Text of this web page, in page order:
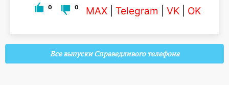
0 0 MAX Telegram VK OK
Все выпуски Справедливого телефона